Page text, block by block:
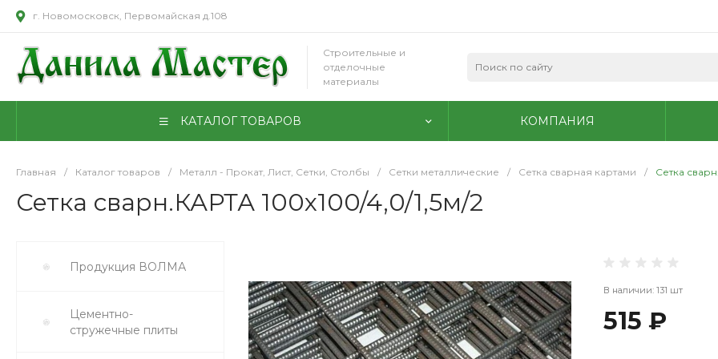
г. Новомосковск, Первомайская д.108
Строительные и
отделочные
материалы
КАТАЛОГ ТОВАРОВ КОМПАНИЯ
Главная / Каталог товаров / Металл - Прокат, Лист, Сетки, Столбы / Сетки металлические / Сетка сварная картами / Сетка
Сетка сварн.КАРТА 100х100/4,0/1,5м/2
Продукция ВОЛМА
Цементно-
стружечные плиты
В наличии: 131 шт
515 ₽